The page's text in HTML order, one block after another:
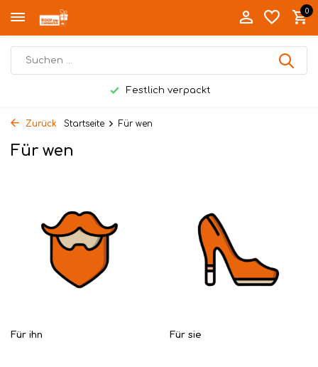
0
Festlich verpackt
Zurück Startseite Für wen
Für wen
Für ihn Für sie